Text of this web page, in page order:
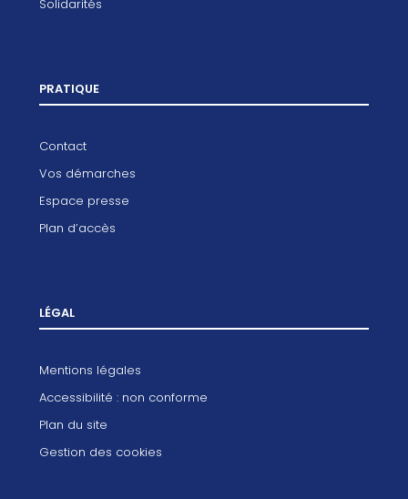
Solidarités
PRATIQUE
Contact
Vos démarches
Espace presse
Plan d’accès
LÉGAL
Mentions légales
Accessibilité : non conforme
Plan du site
Gestion des cookies